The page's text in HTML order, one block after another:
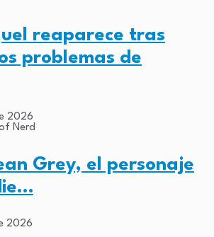
reaparece tras
problemas de
2026
Grey, el personaje
2026